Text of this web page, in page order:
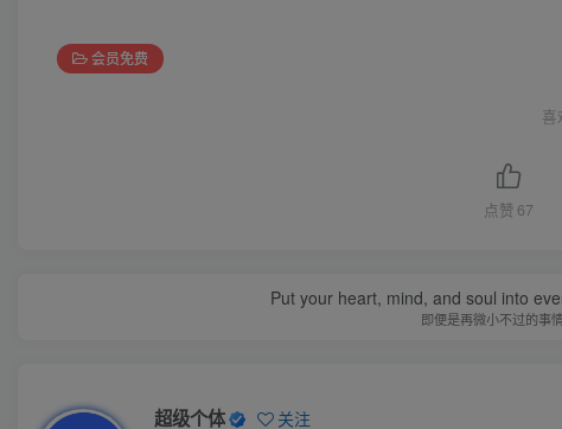
会员免费
喜
点赞 67
Put your heart, mind, and soul into
即便是再微小不过的事
超级个体 关注